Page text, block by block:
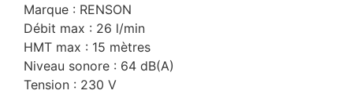
Marque : RENSON
Débit max : 26 l/min
HMT max : 15 mètres
Niveau sonore : 64 dB(A)
Tension : 230 V